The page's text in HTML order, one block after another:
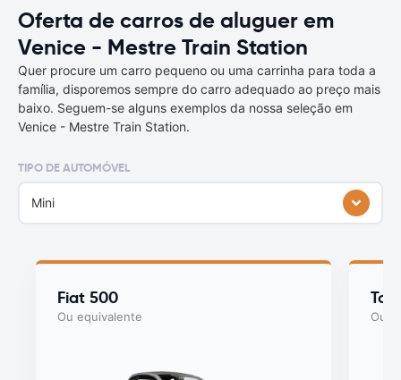
Oferta de carros de aluguer em
Venice - Mestre Train Station
Quer procure um carro pequeno ou uma carrinha para toda a
família, disporemos sempre do carro adequado ao preço mais
baixo. Seguem-se alguns exemplos da nossa seleção em
Venice - Mestre Train Station.
TIPO DE AUTOMÓVEL
Mini
Fiat 500
Ou equivalente Ou